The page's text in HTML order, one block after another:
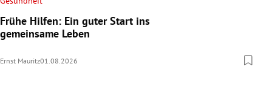
Frühe Hilfen: Ein guter Start ins
gemeinsame Leben
Ernst Mauritz01.08.2026